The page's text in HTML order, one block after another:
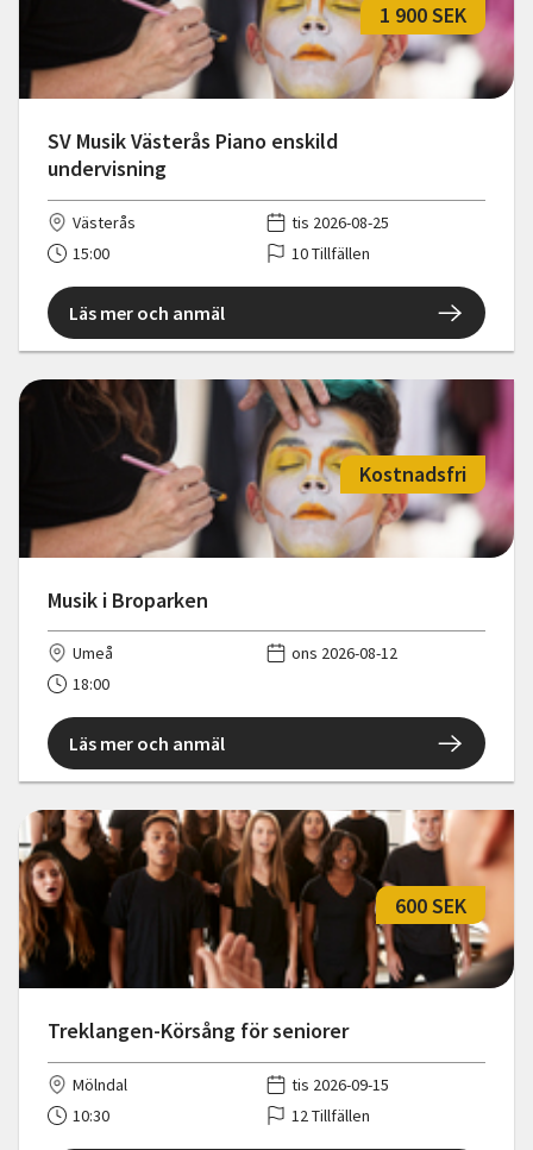
SV Musik Västerås Piano enskild
undervisning
1 900 SEK
Västerås
tis 2026-08-25
15:00
10 Tillfällen
Läs mer och anmäl
Musik i Broparken
Kostnadsfri
Umeå
ons 2026-08-12
18:00
Läs mer och anmäl
Treklangen-Körsång för seniorer
600 SEK
Mölndal
tis 2026-09-15
10:30
12 Tillfällen